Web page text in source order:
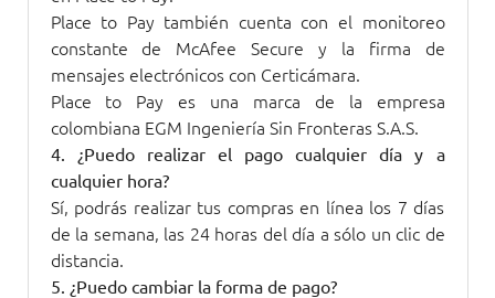
Place to Pay también cuenta con el monitoreo
constante de McAfee Secure y la firma de
mensajes electrónicos con Certicámara.
Place to Pay es una marca de la empresa
colombiana EGM Ingeniería Sin Fronteras S.A.S.
4. ¿Puedo realizar el pago cualquier día y a
cualquier hora?
Sí, podrás realizar tus compras en línea los 7 días
de la semana, las 24 horas del día a sólo un clic de
distancia.
5. ¿Puedo cambiar la forma de pago?